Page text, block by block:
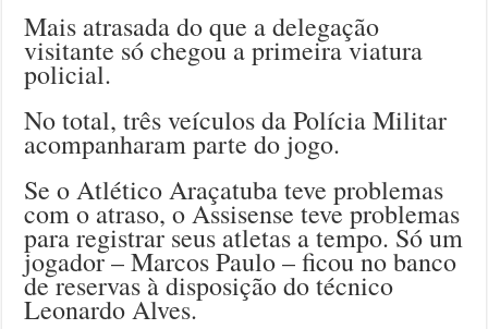
Mais atrasada do que a delegação
visitante só chegou a primeira viatura
policial.
No total, três veículos da Polícia Militar
acompanharam parte do jogo.
Se o Atlético Araçatuba teve problemas
com o atraso, o Assisense teve problemas
para registrar seus atletas a tempo. Só um
jogador – Marcos Paulo – ficou no banco
de reservas à disposição do técnico
Leonardo Alves.